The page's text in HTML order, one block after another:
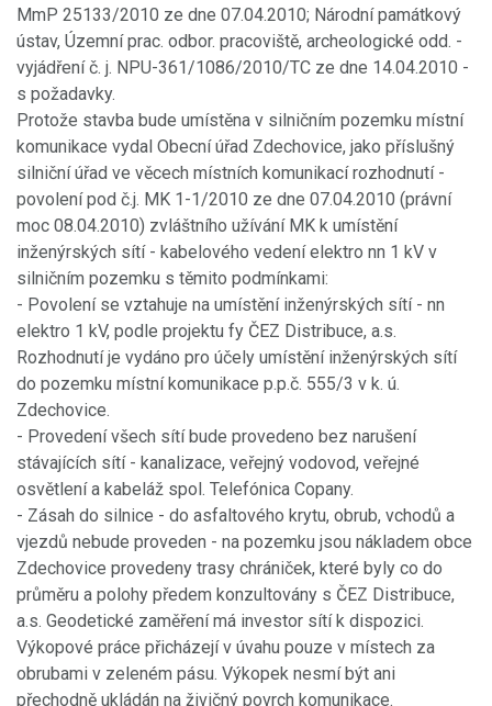
MmP 25133/2010 ze dne 07.04.2010; Národní památkový
ústav, Územní prac. odbor. pracoviště, archeologické odd. -
vyjádření č. j. NPU-361/1086/2010/TC ze dne 14.04.2010 -
s požadavky.
Protože stavba bude umístěna v silničním pozemku místní
komunikace vydal Obecní úřad Zdechovice, jako příslušný
silniční úřad ve věcech místních komunikací rozhodnutí -
povolení pod č.j. MK 1-1/2010 ze dne 07.04.2010 (právní
moc 08.04.2010) zvláštního užívání MK k umístění
inženýrských sítí - kabelového vedení elektro nn 1 kV v
silničním pozemku s těmito podmínkami:
- Povolení se vztahuje na umístění inženýrských sítí - nn
elektro 1 kV, podle projektu fy ČEZ Distribuce, a.s.
Rozhodnutí je vydáno pro účely umístění inženýrských sítí
do pozemku místní komunikace p.p.č. 555/3 v k. ú.
Zdechovice.
- Provedení všech sítí bude provedeno bez narušení
stávajících sítí - kanalizace, veřejný vodovod, veřejné
osvětlení a kabeláž spol. Telefónica Copany.
- Zásah do silnice - do asfaltového krytu, obrub, vchodů a
vjezdů nebude proveden - na pozemku jsou nákladem obce
Zdechovice provedeny trasy chrániček, které byly co do
průměru a polohy předem konzultovány s ČEZ Distribuce,
a.s. Geodetické zaměření má investor sítí k dispozici.
Výkopové práce přicházejí v úvahu pouze v místech za
obrubami v zeleném pásu. Výkopek nesmí být ani
přechodně ukládán na živičný povrch komunikace.